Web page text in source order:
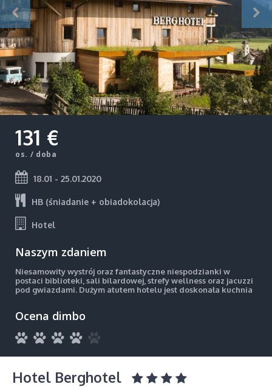
131 €
os. / doba
18.01 - 25.01.2020
HB (śniadanie + obiadokolacja)
Hotel
Naszym zdaniem
Niesamowity wystrój oraz fantastyczne niespodzianki w
postaci biblioteki, sali bilardowej, strefy wellness oraz jacuzzi
pod gwiazdami. Dużym atutem hotelu jest doskonała kuchnia
Ocena dimbo
Hotel Berghotel